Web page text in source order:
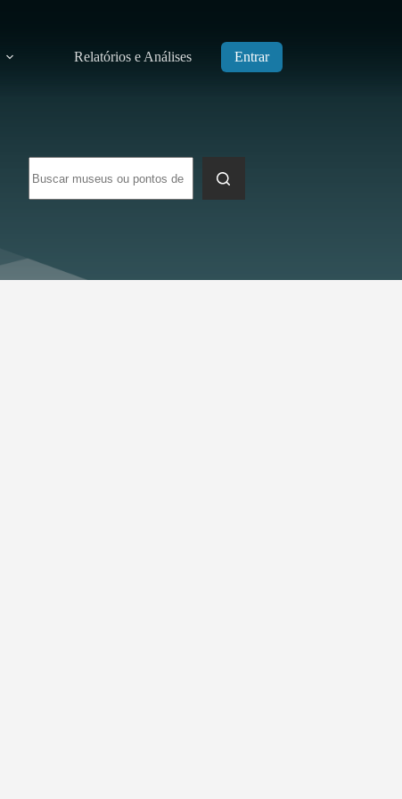
Relatórios e Análises Entrar
resultados